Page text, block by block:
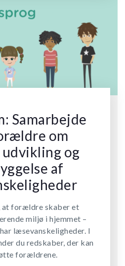
Samarbejde
om
og
af
at forældre skaber et
miljø i hjemmet –
læsevanskeligheder. I
du redskaber, der kan
forældrene.